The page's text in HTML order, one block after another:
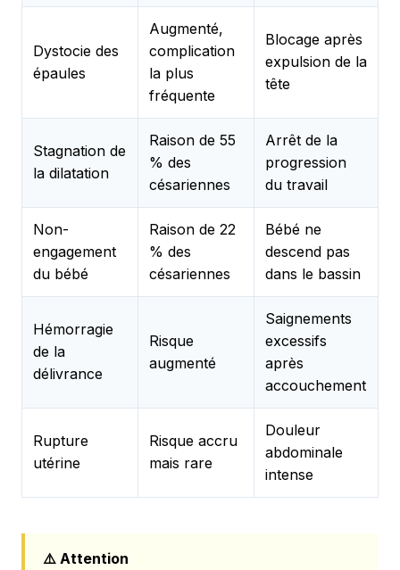
Dystocie des
épaules
Augmenté,
complication
la plus
fréquente
Blocage après
expulsion de la
tête
Stagnation de
la dilatation
Raison de 55
% des
césariennes
Arrêt de la
progression
du travail
Non-
engagement
du bébé
Raison de 22
% des
césariennes
Bébé ne
descend pas
dans le bassin
Hémorragie
de la
délivrance
Risque
augmenté
Saignements
excessifs
après
accouchement
Rupture
utérine
Risque accru
mais rare
Douleur
abdominale
intense
⚠️ Attention